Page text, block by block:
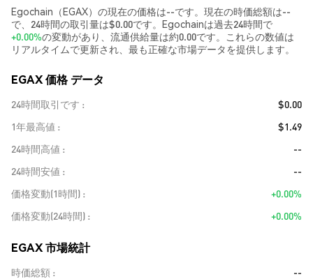
Egochain（EGAX）の現在の価格は--です。現在の時価総額は--
で、24時間の取引量は$0.00です。Egochainは過去24時間で
+0.00%の変動があり、流通供給量は約0.00です。これらの数値は
リアルタイムで更新され、最も正確な市場データを提供します。
EGAX 価格 データ
24時間取引です
$0.00
1年最高値
$1.49
24時間高値
--
24時間安値
--
価格変動(1時間)
+0.00%
価格変動(24時間)
+0.00%
EGAX 市場統計
時価総額
--